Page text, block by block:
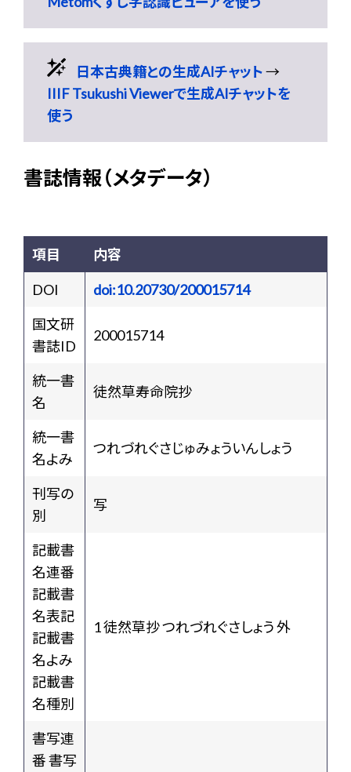
日本古典籍との生成AIチャット→
IIIF Tsukushi Viewerで生成AIチャットを
使う
書誌情報（メタデータ）
項目 内容
DOI
doi:10.20730/200015714
国文研
書誌ID
200015714
統一書
名
徒然草寿命院抄
統一書
名よみ
つれづれぐさじゅみょういんしょう
刊写の
別
写
記載書
名連番
記載書
名表記
記載書
名よみ
記載書
名種別
1 徒然草抄 つれづれぐさしょう 外
書写連
番 書写